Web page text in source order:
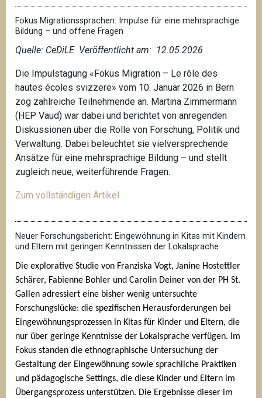
Fokus Migrationssprachen: Impulse für eine mehrsprachige
Bildung – und offene Fragen
Quelle: CeDiLE. Veröffentlicht am: 12.05.2026
Die Impulstagung «Fokus Migration – Le rôle des
hautes écoles svizzere» vom 10. Januar 2026 in Bern
zog zahlreiche Teilnehmende an. Martina Zimmermann
(HEP Vaud) war dabei und berichtet von anregenden
Diskussionen über die Rolle von Forschung, Politik und
Verwaltung. Dabei beleuchtet sie vielversprechende
Ansätze für eine mehrsprachige Bildung – und stellt
zugleich neue, weiterführende Fragen.
Zum vollständigen Artikel
Neuer Forschungsbericht: Eingewöhnung in Kitas mit Kindern
und Eltern mit geringen Kenntnissen der Lokalsprache
Die explorative Studie von Franziska Vogt, Janine Hostettler
Schärer, Fabienne Bohler und Carolin Deiner von der PH St.
Gallen adressiert eine bisher wenig untersuchte
Forschungslücke: die spezifischen Herausforderungen bei
Eingewöhnungsprozessen in Kitas für Kinder und Eltern, die
nur über geringe Kenntnisse der Lokalsprache verfügen. Im
Fokus standen die ethnographische Untersuchung der
Gestaltung der Eingewöhnung sowie sprachliche Praktiken
und pädagogische Settings, die diese Kinder und Eltern im
Übergangsprozess unterstützen. Die Ergebnisse dieser im